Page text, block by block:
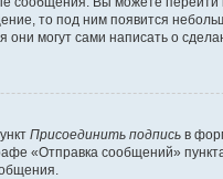
то под ним появится
могут сами написать о
Присоединить подпись в
«Отправка сообщений»